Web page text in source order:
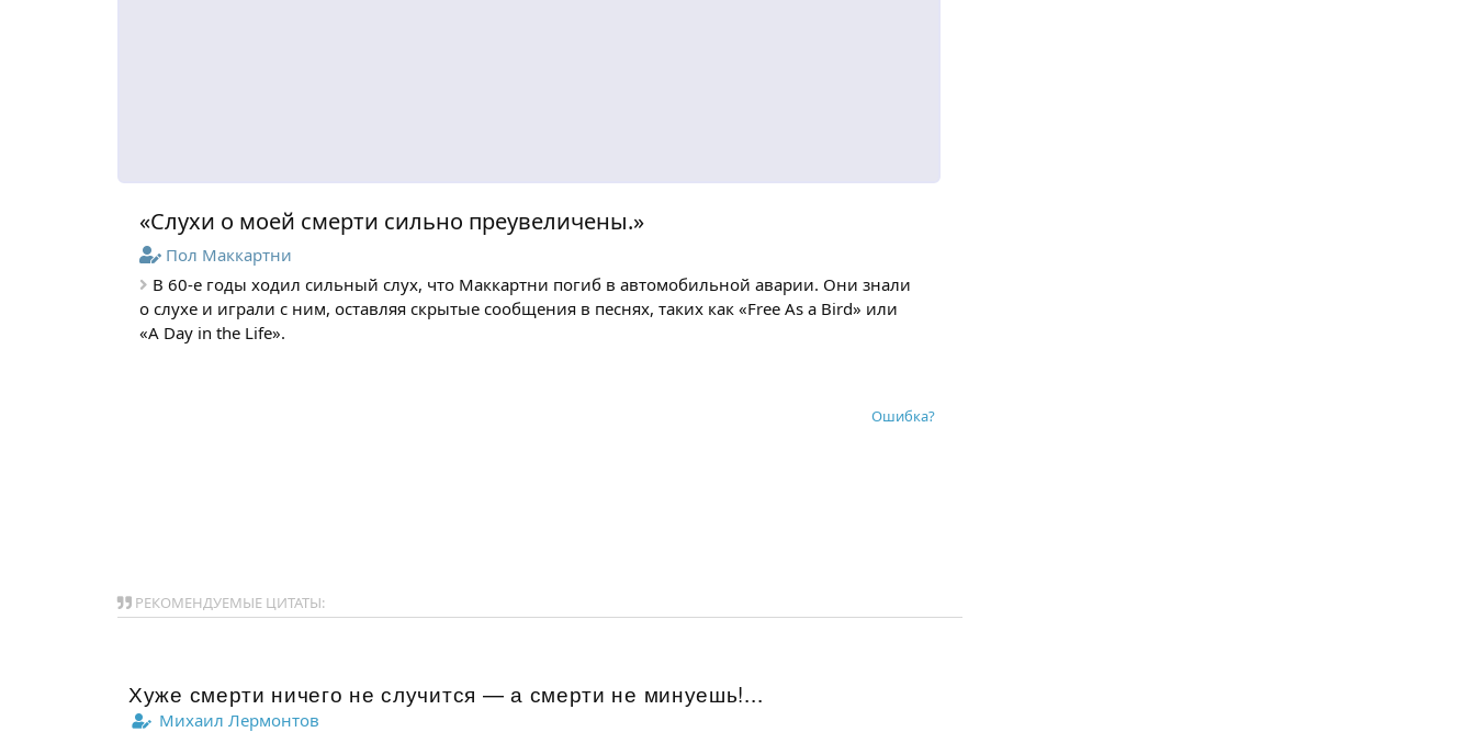
«Слухи о моей смерти сильно преувеличены.»
Пол Маккартни
В 60-е годы ходил сильный слух, что Маккартни погиб в автомобильной аварии. Они знали
о слухе и играли с ним, оставляя скрытые сообщения в песнях, таких как «Free As a Bird» или
«A Day in the Life».
Ошибка?
РЕКОМЕНДУЕМЫЕ ЦИТАТЫ:
Хуже смерти ничего не случится — а смерти не минуешь!...
Михаил Лермонтов